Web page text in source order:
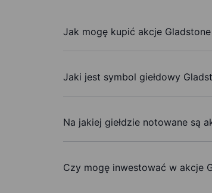
Jak mogę kupić akcje
Jaki jest symbol giełdowy
Na jakiej giełdzie notowane są
Czy mogę inwestować w akcje